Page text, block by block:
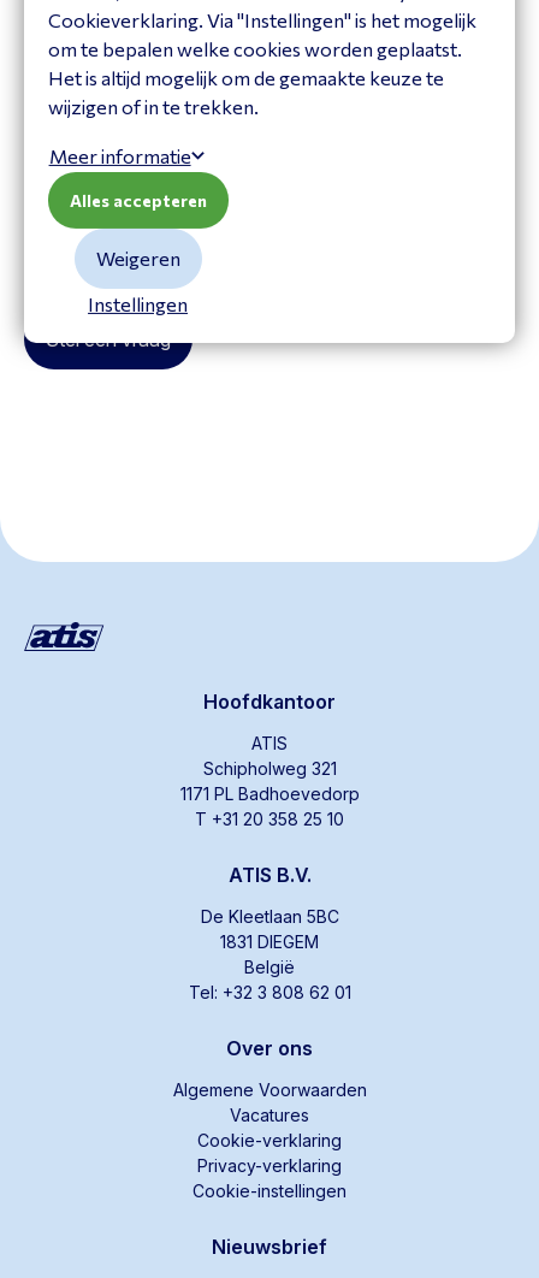
Itemcode
3CXPSPROFSPLA12M16R
Vraag het onze expert!
Heeft u een vraag of heeft u hulp nodig bij het maken
van een keuze? Neem contact op met onze adviseur:
+31203582510
info@atistelecom.nl
Stel een vraag
Hoofdkantoor
ATIS
Schipholweg 321
1171 PL Badhoevedorp
T +31 20 358 25 10
ATIS B.V.
De Kleetlaan 5BC
1831 DIEGEM
België
Tel: +32 3 808 62 01
Over ons
Algemene Voorwaarden
Vacatures
Cookie-verklaring
Privacy-verklaring
Cookie-instellingen
Nieuwsbrief
Cookieverklaring. Via "Instellingen" is het mogelijk
om te bepalen welke cookies worden geplaatst.
Het is altijd mogelijk om de gemaakte keuze te
wijzigen of in te trekken.
Meer informatie
Instellingen
Weigeren
Alles accepteren